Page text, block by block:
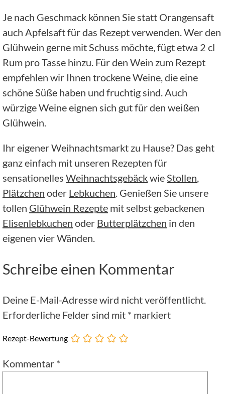
Je nach Geschmack können Sie statt Orangensaft
auch Apfelsaft für das Rezept verwenden. Wer den
Glühwein gerne mit Schuss möchte, fügt etwa 2 cl
Rum pro Tasse hinzu. Für den Wein zum Rezept
empfehlen wir Ihnen trockene Weine, die eine
schöne Süße haben und fruchtig sind. Auch
würzige Weine eignen sich gut für den weißen
Glühwein.
Ihr eigener Weihnachtsmarkt zu Hause? Das geht
ganz einfach mit unseren Rezepten für
sensationelles Weihnachtsgebäckwie Stollen
Plätzchen oder Lebkuchen . Genießen Sie unsere
tollen Glühwein Rezepte mit selbst gebackenen
Elisenlebkuchen oder Butterplätzchen in den
eigenen vier Wänden.
Schreibe einen Kommentar
Deine E-Mail-Adresse wird nicht veröffentlicht.
Erforderliche Felder sind mit * markiert
Rezept-Bewertung
Kommentar *